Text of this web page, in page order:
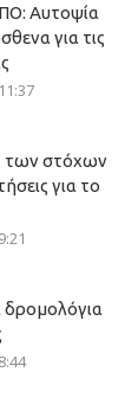
Αυτοψία
για τις
των στόχων
για το
δρομολόγια